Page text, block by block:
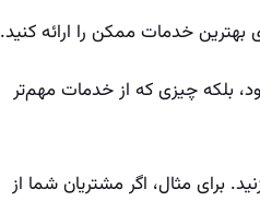
خدمات ممکن را ارائه کنید.
بلکه چیزی که از خدمات مهم‌تر
برای مثال، اگر مشتریان شما از